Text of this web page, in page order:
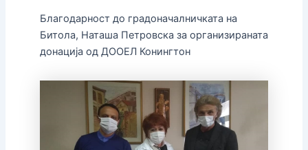
Благодарност до градоначалничката на
Битола, Наташа Петровска за организираната
донација од ДООЕЛ Конингтон